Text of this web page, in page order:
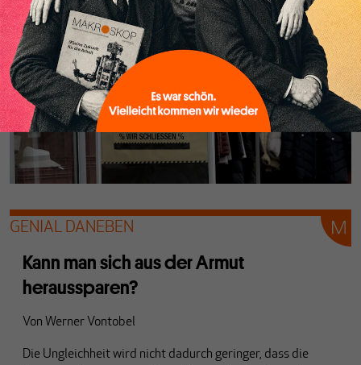
GENIAL DANEBEN
Kann man sich aus der Armut
heraussparen?
Von Werner Vontobel
Die Ungleichheit wird nicht dadurch geringer, dass die